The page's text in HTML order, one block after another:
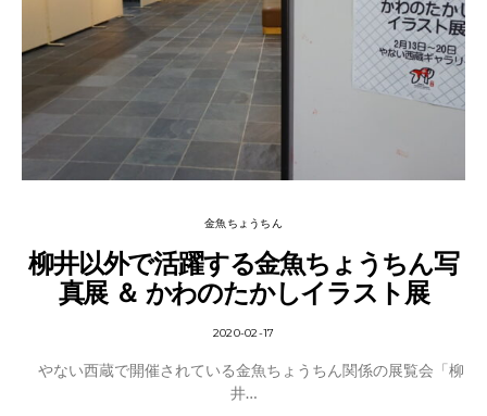
金魚ちょうちん
柳井以外で活躍する金魚ちょうちん写
真展 ＆ かわのたかしイラスト展
2020-02-17
やない西蔵で開催されている金魚ちょうちん関係の展覧会「柳
井…